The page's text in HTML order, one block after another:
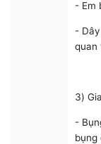
- Em
-
quan
3)
-
bụng